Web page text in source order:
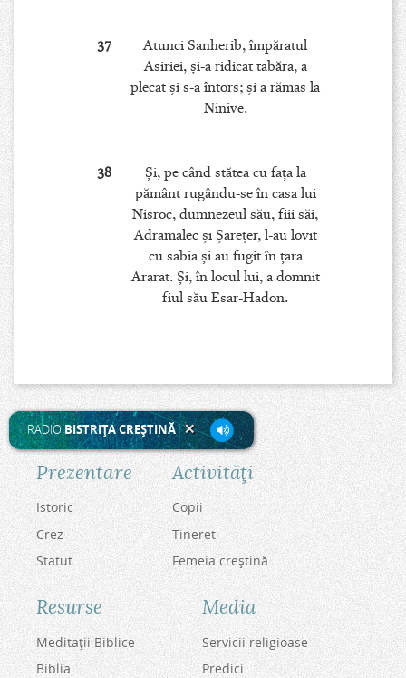
37
Atunci Sanherib, împăratul
Asiriei, şi-a ridicat tabăra, a
plecat şi s-a întors; şi a rămas la
Ninive.
38
Şi, pe când stătea cu faţa la
pământ rugându-se în casa lui
Nisroc, dumnezeul său, fiii săi,
Adramalec şi Şareţer, l-au lovit
cu sabia şi au fugit în ţara
Ararat. Şi, în locul lui, a domnit
fiul său Esar-Hadon.
RADIOBISTRIŢA CREŞTINĂ
Prezentare
Istoric
Crez
Statut
Activităţi
Copii
Tineret
Femeia creştină
Resurse
Meditaţii Biblice
Biblia
Media
Servicii religioase
Predici